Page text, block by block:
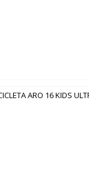
ARO 16 KIDS